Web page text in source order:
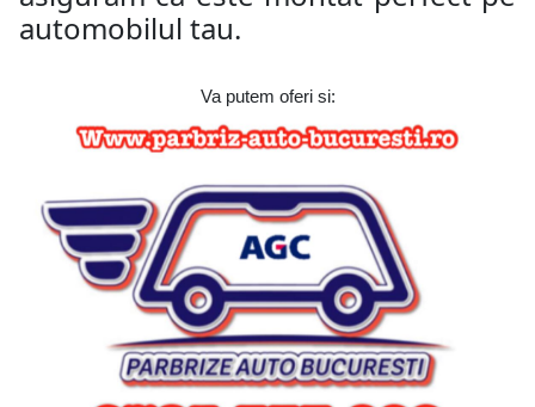
automobilul tau.
Va putem oferi si: